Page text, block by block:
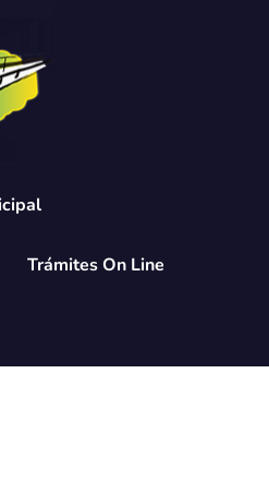
Trámites On Line